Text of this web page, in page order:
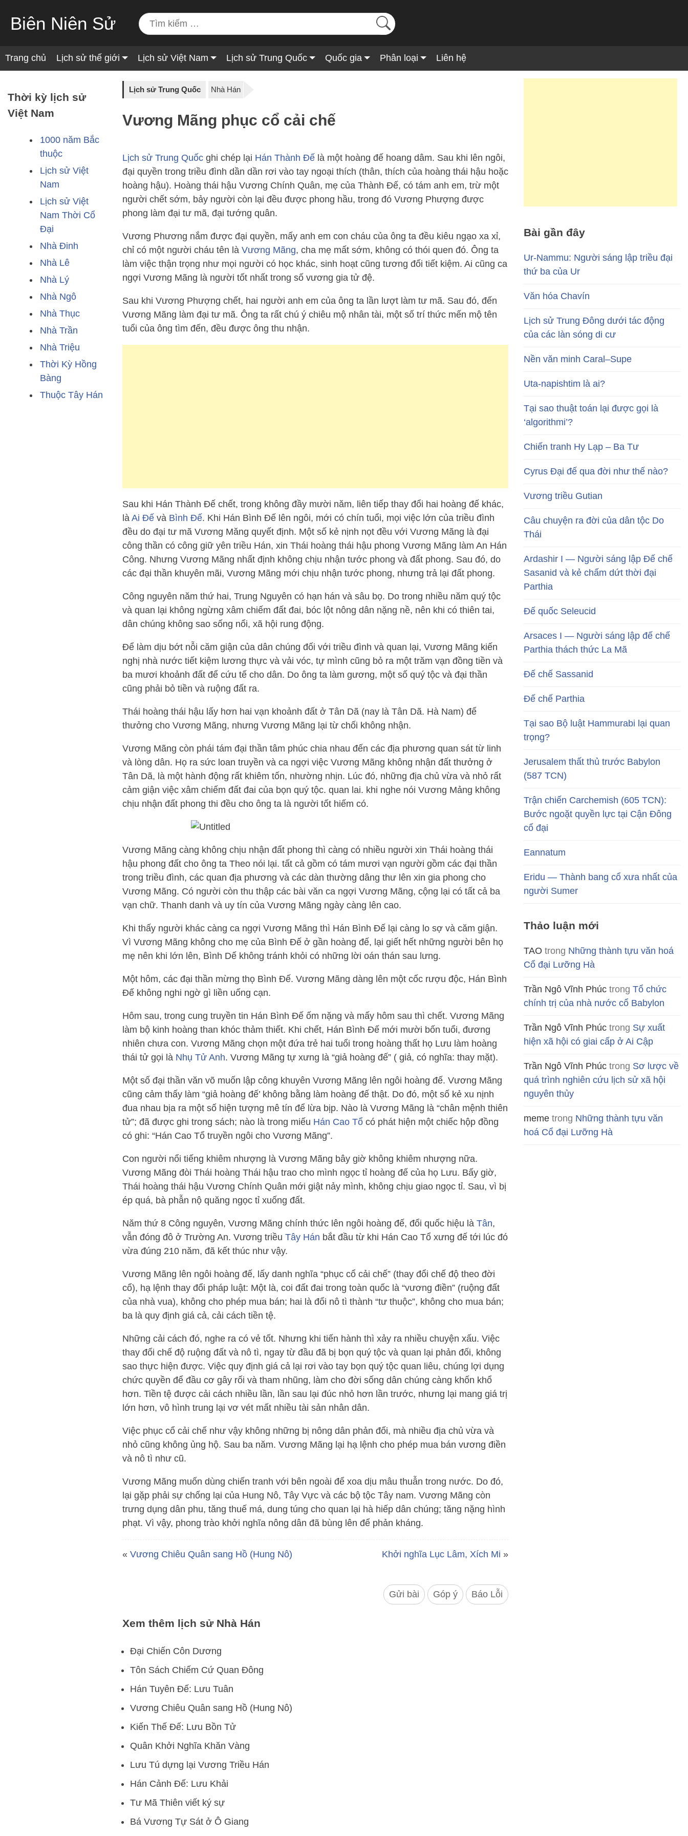
Biên Niên Sử
Trang chủ Lịch sử thế giới Lịch sử Việt Nam Lịch sử Trung Quốc Quốc gia Phân loại Liên hệ
Thời kỳ lịch sử
Việt Nam
1000 năm Bắc
thuộc
Lịch sử Việt
Nam
Lịch sử Việt
Nam Thời Cổ
Đại
Nhà Đinh
Nhà Lê
Nhà Lý
Nhà Ngô
Nhà Thục
Nhà Trần
Nhà Triệu
Thời Kỳ Hồng
Bàng
Thuộc Tây Hán
Lịch sử Trung Quốc Nhà Hán
Vương Mãng phục cổ cải chế
Lịch sử Trung Quốc ghi chép lại Hán Thành Đế là một hoàng đế hoang dâm. Sau khi lên ngôi,
đại quyền trong triều đình dần dần rơi vào tay ngoại thích (thân, thích của hoàng thái hậu hoặc
hoàng hậu). Hoàng thái hậu Vương Chính Quân, mẹ của Thành Đế, có tám anh em, trừ một
người chết sớm, bảy người còn lại đều được phong hầu, trong đó Vương Phượng được
phong làm đại tư mã, đại tướng quân.
Vương Phương nắm được đại quyền, mấy anh em con cháu của ông ta đều kiêu ngạo xa xỉ,
chỉ có một người cháu tên là Vương Mãng, cha mẹ mất sớm, không có thói quen đó. Ông ta
làm việc thận trọng như mọi người có học khác, sinh hoạt cũng tương đối tiết kiệm. Ai cũng ca
ngợi Vương Mãng là người tốt nhất trong số vương gia tử đệ.
Sau khi Vương Phượng chết, hai người anh em của ông ta lần lượt làm tư mã. Sau đó, đến
Vương Mãng làm đại tư mã. Ông ta rất chú ý chiêu mộ nhân tài, một số trí thức mến mộ tên
tuổi của ông tìm đến, đều được ông thu nhận.
Sau khi Hán Thành Đế chết, trong không đầy mười năm, liên tiếp thay đổi hai hoàng đế khác,
là Ai Đế và Bình Đế. Khi Hán Bình Đế lên ngôi, mới có chín tuổi, mọi việc lớn của triều đình
đều do đại tư mã Vương Măng quyết định. Một số kẻ nịnh nọt đều với Vương Mãng là đại
công thần có công giữ yên triều Hán, xin Thái hoàng thái hậu phong Vương Mãng làm An Hán
Công. Nhưng Vương Mãng nhất định không chịu nhận tước phong và đất phong. Sau đó, do
các đại thần khuyên mãi, Vương Mãng mới chịu nhận tước phong, nhưng trả lại đất phong.
Công nguyên năm thứ hai, Trung Nguyên có hạn hán và sâu bọ. Do trong nhiều năm quý tộc
và quan lại không ngừng xâm chiếm đất đai, bóc lột nông dân nặng nề, nên khi có thiên tai,
dân chúng không sao sống nổi, xã hội rung động.
Để làm dịu bớt nỗi căm giận của dân chúng đối với triều đình và quan lại, Vương Mãng kiến
nghị nhà nước tiết kiệm lương thực và vải vóc, tự mình cũng bỏ ra một trăm vạn đồng tiền và
ba mươi khoảnh đất để cứu tế cho dân. Do ông ta làm gương, một số quý tộc và đại thần
cũng phải bỏ tiền và ruộng đất ra.
Thái hoàng thái hậu lấy hơn hai vạn khoảnh đất ở Tân Dã (nay là Tân Dã. Hà Nam) để
thưởng cho Vương Mãng, nhưng Vương Mãng lại từ chối không nhận.
Vương Mãng còn phái tám đại thần tâm phúc chia nhau đến các địa phương quan sát từ linh
và lòng dân. Họ ra sức loan truyền và ca ngợi việc Vương Mãng không nhận đất thưởng ở
Tân Dã, là một hành động rất khiêm tốn, nhường nhịn. Lúc đó, những địa chủ vừa và nhỏ rất
cảm giận việc xâm chiếm đất đai của bọn quý tộc. quan lai. khi nghe nói Vương Mảng không
chịu nhận đất phong thi đều cho ông ta là người tốt hiếm có.
Vương Mãng càng không chịu nhận đất phong thì càng có nhiều người xin Thái hoàng thái
hậu phong đất cho ông ta Theo nói lại. tất cả gồm có tám mươi vạn người gồm các đại thần
trong triều đình, các quan địa phương và các dàn thường dâng thư lên xin gia phong cho
Vương Mãng. Có người còn thu thập các bài văn ca ngợi Vương Mãng, cộng lại có tất cả ba
vạn chữ. Thanh danh và uy tín của Vương Mãng ngày càng lên cao.
Khi thấy người khác càng ca ngợi Vương Mãng thì Hán Bình Đế lại càng lo sợ và căm giận.
Vì Vương Mãng không cho mẹ của Bình Đế ở gần hoàng đế, lại giết hết những người bên họ
mẹ nên khi lớn lên, Bình Dế không tránh khỏi có những lời oán thán sau lưng.
Một hôm, các đại thần mừng thọ Bình Đế. Vương Mãng dàng lên một cốc rượu độc, Hán Bình
Đế không nghi ngờ gì liền uống cạn.
Hôm sau, trong cung truyền tin Hán Bình Đế ốm nặng và mấy hôm sau thì chết. Vương Mãng
làm bộ kinh hoàng than khóc thảm thiết. Khi chết, Hán Bình Đế mới mười bốn tuổi, đương
nhiên chưa con. Vương Mãng chọn một đứa trẻ hai tuổi trong hoàng thất họ Lưu làm hoàng
thái tử gọi là Nhụ Tử Anh. Vương Mãng tự xưng là “giả hoàng đế” ( giả, có nghĩa: thay mặt).
Một số đại thần văn võ muốn lập công khuyên Vương Mãng lên ngôi hoàng đế. Vương Mãng
cũng cảm thấy làm “giả hoàng đế’ không bằng làm hoàng đế thật. Do đó, một số kẻ xu nịnh
đua nhau bịa ra một số hiện tượng mê tín để lừa bịp. Nào là Vương Mãng là “chân mệnh thiên
tử”; đã được ghi trong sách; nào là trong miếu Hán Cao Tổ có phát hiện một chiếc hộp đồng
có ghi: “Hán Cao Tổ truyền ngôi cho Vương Mãng”.
Con người nổi tiếng khiêm nhượng là Vương Mãng bây giờ không khiêm nhượng nữa.
Vương Mãng đòi Thái hoàng Thái hậu trao cho mình ngọc tỉ hoàng đế của họ Lưu. Bấy giờ,
Thái hoàng thái hậu Vương Chính Quân mới giật nảy mình, không chịu giao ngọc tỉ. Sau, vì bị
ép quá, bà phẫn nộ quăng ngọc tỉ xuống đất.
Năm thứ 8 Công nguyên, Vương Mãng chính thức lên ngôi hoàng đế, đổi quốc hiệu là Tân,
vẫn đóng đô ở Trường An. Vương triều Tây Hán bắt đầu từ khi Hán Cao Tổ xưng đế tới lúc đó
vừa đúng 210 năm, đã kết thúc như vậy.
Vương Mãng lên ngôi hoàng đế, lấy danh nghĩa “phục cổ cải chế” (thay đổi chế độ theo đời
cổ), hạ lệnh thay đổi pháp luật: Một là, coi đất đai trong toàn quốc là “vương điền” (ruộng đất
của nhà vua), không cho phép mua bán; hai là đổi nô tì thành “tư thuộc”, không cho mua bán;
ba là quy định giá cả, cải cách tiền tệ.
Những cải cách đó, nghe ra có vẻ tốt. Nhưng khi tiến hành thì xảy ra nhiều chuyện xấu. Việc
thay đổi chế độ ruộng đất và nô tì, ngay từ đầu đã bị bọn quý tộc và quan lại phản đối, không
sao thực hiện được. Việc quy định giá cả lại rơi vào tay bọn quý tộc quan liêu, chúng lợi dụng
chức quyền để đầu cơ gây rối và tham nhũng, làm cho đời sống dân chúng càng khốn khổ
hơn. Tiền tệ được cải cách nhiều lần, lần sau lại đúc nhỏ hơn lần trước, nhưng lại mang giá trị
lớn hơn, vô hình trung lại vơ vét mất nhiều tài sản nhân dân.
Việc phục cổ cải chế như vậy không những bị nông dân phản đối, mà nhiều địa chủ vừa và
nhỏ cũng không ủng hộ. Sau ba năm. Vương Mãng lại hạ lệnh cho phép mua bán vương điền
và nô tì như cũ.
Vương Mãng muốn dùng chiến tranh với bên ngoài để xoa dịu mâu thuẫn trong nước. Do đó,
lại gặp phải sự chống lại của Hung Nô, Tây Vực và các bộ tộc Tây nam. Vương Mãng còn
trưng dụng dân phu, tăng thuế má, dung túng cho quan lại hà hiếp dân chúng; tăng nặng hình
phạt. Vì vậy, phong trào khởi nghĩa nông dân đã bùng lên để phản kháng.
« Vương Chiêu Quân sang Hồ (Hung Nô) Khởi nghĩa Lục Lâm, Xích Mi »
Gửi bài Góp ý Báo Lỗi
Xem thêm lịch sử Nhà Hán
Đại Chiến Côn Dương
Tôn Sách Chiếm Cứ Quan Đông
Hán Tuyên Đế: Lưu Tuân
Vương Chiêu Quân sang Hồ (Hung Nô)
Kiến Thế Đế: Lưu Bồn Tử
Quân Khởi Nghĩa Khăn Vàng
Lưu Tú dựng lại Vương Triều Hán
Hán Cảnh Đế: Lưu Khải
Tư Mã Thiên viết ký sự
Bá Vương Tự Sát ở Ô Giang
Bài gần đây
Ur-Nammu: Người sáng lập triều đại
thứ ba của Ur
Văn hóa Chavín
Lịch sử Trung Đông dưới tác động
của các làn sóng di cư
Nền văn minh Caral–Supe
Uta-napishtim là ai?
Tại sao thuật toán lại được gọi là
‘algorithmi’?
Chiến tranh Hy Lạp – Ba Tư
Cyrus Đại đế qua đời như thế nào?
Vương triều Gutian
Câu chuyện ra đời của dân tộc Do
Thái
Ardashir I — Người sáng lập Đế chế
Sasanid và kẻ chấm dứt thời đại
Parthia
Đế quốc Seleucid
Arsaces I — Người sáng lập đế chế
Parthia thách thức La Mã
Đế chế Sassanid
Đế chế Parthia
Tại sao Bộ luật Hammurabi lại quan
trọng?
Jerusalem thất thủ trước Babylon
(587 TCN)
Trận chiến Carchemish (605 TCN):
Bước ngoặt quyền lực tại Cận Đông
cổ đại
Eannatum
Eridu — Thành bang cổ xưa nhất của
người Sumer
Thảo luận mới
TAO trong Những thành tựu văn hoá
Cổ đại Lưỡng Hà
Trần Ngô Vĩnh Phúc trong Tổ chức
chính trị của nhà nước cổ Babylon
Trần Ngô Vĩnh Phúc trong Sự xuất
hiện xã hội có giai cấp ở Ai Cập
Trần Ngô Vĩnh Phúc trong Sơ lược về
quá trình nghiên cứu lịch sử xã hội
nguyên thủy
meme trong Những thành tựu văn
hoá Cổ đại Lưỡng Hà